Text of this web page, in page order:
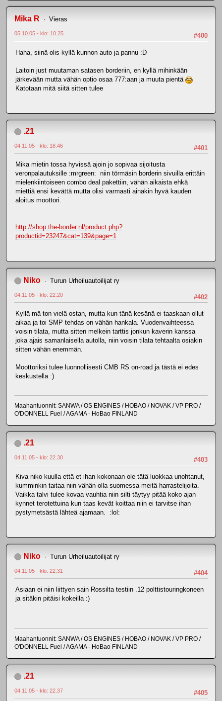
Mika R Vieras
#400
05.10.05 - klo: 10.25
Haha, siinä olis kyllä kunnon auto ja pannu :D
Laitoin just muutaman satasen borderiin, en kyllä mihinkään
järkevään mutta vähän optio osaa 777:aan ja muuta pientä
Katotaan mitä siitä sitten tulee
.21
#401
04.11.05 - klo: 18.46
Mika mietin tossa hyvissä ajoin jo sopivaa sijoitusta
veronpalautuksille :mrgreen: niin törmäsin borderin sivuilla erittäin
mielenkiintoiseen combo deal pakettiin, vähän aikaista ehkä
miettiä ensi kevättä mutta olisi varmasti ainakin hyvä kauden
aloitus moottori.
http://shop.the-border.nl/product.php?
productid=23247&cat=139&page=1
Niko Turun Urheiluautoilijat ry
#402
04.11.05 - klo: 22.20
Kyllä mä ton vielä ostan, mutta kun tänä kesänä ei taaskaan ollut
aikaa ja toi SMP tehdas on vähän hankala. Vuodenvaihteessa
voisin tilata, mutta sitten melkein tarttis jonkun kaverin kanssa
joka ajais samanlaisella autolla, niin voisin tilata tehtaalta osiakin
sitten vähän enemmän.
Moottoriksi tulee luonnollisesti CMB RS on-road ja tästä ei edes
keskustella :)
Maahantuonnit: SANWA / OS ENGINES / HOBAO / NOVAK / VP PRO /
O'DONNELL Fuel / AGAMA - HoBao FINLAND
.21
#403
04.11.05 - klo: 22.30
Kiva niko kuulla että et ihan kokonaan ole tätä luokkaa unohtanut,
kumminkin taitaa niin vähän olla suomessa meitä harrastelijoita.
Vaikka talvi tulee kovaa vauhtia niin silti täytyy pitää koko ajan
kynnet terotettuina kun taas kevät koittaa niin ei tarvitse ihan
pystymetsästä lähteä ajamaan. :lol:
Niko Turun Urheiluautoilijat ry
#404
04.11.05 - klo: 22.31
Asiaan ei niin liittyen sain Rossilta testiin .12 polttistouringkoneen
ja sitäkin pitäisi kokeilla :)
Maahantuonnit: SANWA / OS ENGINES / HOBAO / NOVAK / VP PRO /
O'DONNELL Fuel / AGAMA - HoBao FINLAND
.21
#405
04.11.05 - klo: 22.37